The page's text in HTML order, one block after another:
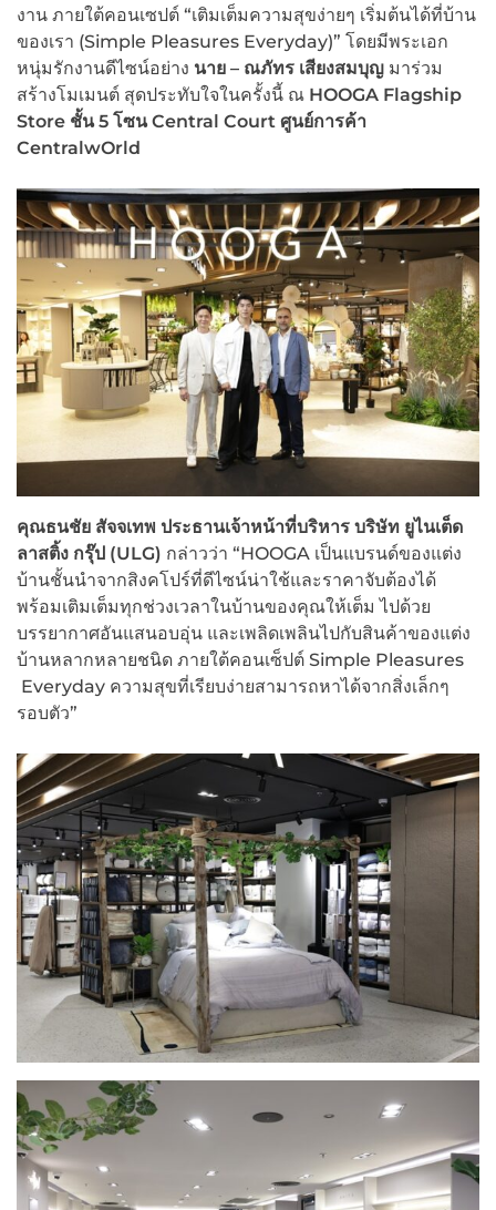
งาน ภายใต้คอนเซปต์ “เติมเต็มความสุขง่ายๆ เริ่มต้นได้ที่บ้าน
ของเรา (Simple Pleasures Everyday)” โดยมีพระเอก
หนุ่มรักงานดีไซน์อย่าง นาย – ณภัทร เสียงสมบุญ มาร่วม
สร้างโมเมนต์ สุดประทับใจในครั้งนี้ ณ HOOGA Flagship
Store ชั้น 5 โซน Central Court ศูนย์การค้า
CentralwOrld
คุณธนชัย สัจจเทพ ประธานเจ้าหน้าที่บริหาร บริษัท ยูไนเต็ด
ลาสติ้ง กรุ๊ป (ULG) กล่าวว่า “HOOGA เป็นแบรนด์ของแต่ง
บ้านชั้นนำจากสิงคโปร์ที่ดีไซน์น่าใช้และราคาจับต้องได้
พร้อมเติมเต็มทุกช่วงเวลาในบ้านของคุณให้เต็ม ไปด้วย
บรรยากาศอันแสนอบอุ่น และเพลิดเพลินไปกับสินค้าของแต่ง
บ้านหลากหลายชนิด ภายใต้คอนเซ็ปต์ Simple Pleasures
Everyday ความสุขที่เรียบง่ายสามารถหาได้จากสิ่งเล็กๆ
รอบตัว”